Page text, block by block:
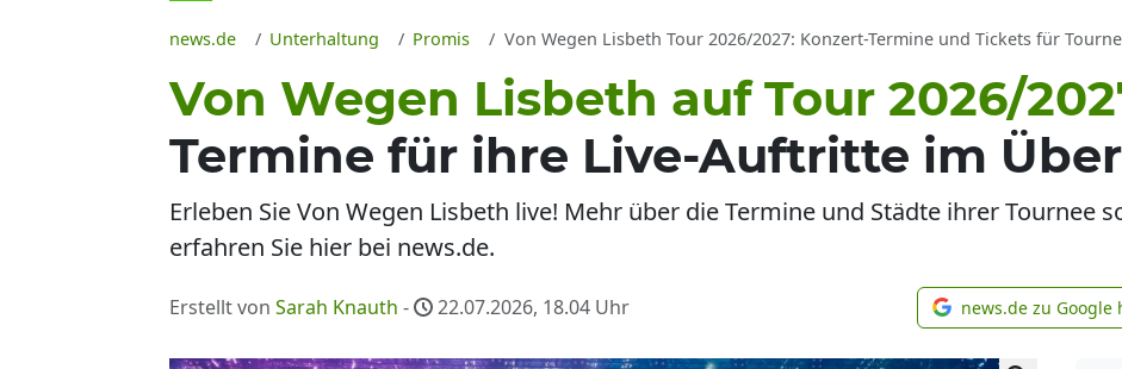
news.de Unterhaltung Promis Von Wegen Lisbeth Tour 2026/2027: Konzert-Termine und Tickets für
Von Wegen Lisbeth auf Tour 2026/
Termine für ihre Live-Auftritte im
Erleben Sie Von Wegen Lisbeth live! Mehr über die Termine und Städte ihrer Tournee
erfahren Sie hier bei news.de.
Erstellt von Sarah Knauth - 22.07.2026, 18.04 Uhr news.de zu